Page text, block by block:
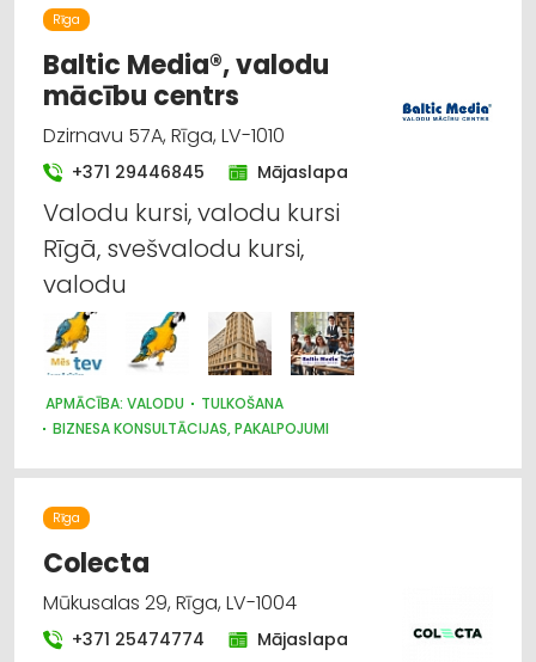
Rīga
Baltic Media®, valodu
mācību centrs
Dzirnavu 57A, Rīga, LV-1010
+371 29446845 Mājaslapa
Valodu kursi, valodu kursi
Rīgā, svešvalodu kursi,
valodu
APMĀCĪBA: VALODU
TULKOŠANA
BIZNESA KONSULTĀCIJAS, PAKALPOJUMI
Rīga
Colecta
Mūkusalas 29, Rīga, LV-1004
+371 25474774 Mājaslapa